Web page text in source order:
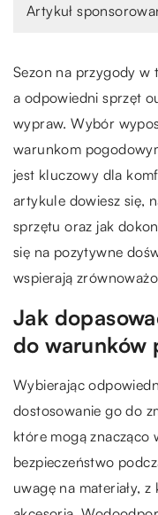
Artykuł
Sezon na przygody w
a odpowiedni sprzęt
wypraw. Wybór
warunkom
jest kluczowy dla
artykule dowiesz się,
sprzętu oraz jak
się na pozytywne
wspierają
Jak
do warunków
Wybierając
dostosowanie go do
które mogą znacząco
bezpieczeństwo
uwagę na materiały,